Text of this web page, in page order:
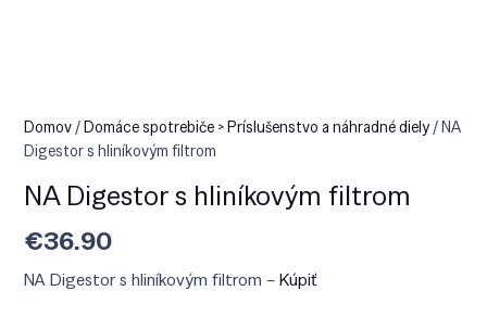
Domov/Domáce spotrebiče > Príslušenstvo a náhradné diely/ NA
Digestor s hliníkovým filtrom
NA Digestor s hliníkovým filtrom
€36.90
NA Digestor s hliníkovým filtrom –Kúpiť